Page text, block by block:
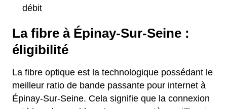
débit
La fibre à Épinay-Sur-Seine :
éligibilité
La fibre optique est la technologique possédant le
meilleur ratio de bande passante pour internet à
Épinay-Sur-Seine. Cela signifie que la connexion